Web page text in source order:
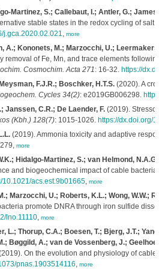
Martinez, S.; Callebaut, I.; Antler, G.;
stable states in the redox cycling of salt
j.gca.2020.02.021, more
A.; Kononets, M.; Marzocchi, U.;
removal of Fe, Mn, and trace elements
Cosmochim. Acta 271: 16-32. https://
F.J.R.; Boschker, H.T.S.(2020). A
Cycles 34(2): e2019GB006298.
Janssen, C.R.; De Laender, F.(2019).
(Kbh.) 128(7): 1015-1026. https://dx.doi.org/
(2019). Ammonia toxicity and adaptive
more
Hidalgo-Martinez, S.; van Helmond,
and biogeochemical impact of cable
10.1021/acs.est.9b01665, more
Marzocchi, U.; Roberts, K.L.; Wong, W.W.;
promote DNRA through iron sulfide
lno.11110, more
L.; Thorup, C.A.; Boesen, T.; Bjerg, J.T.;
Bøggild, A.; van de Vossenberg, J.;
On the evolution and physiology of
pnas.1903514116, more